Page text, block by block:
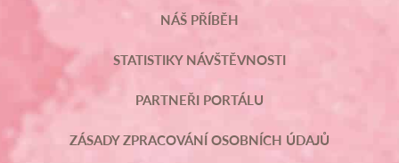
NÁŠ PŘÍBĚH
STATISTIKY NÁVŠTĚVNOSTI
PARTNEŘI PORTÁLU
ZÁSADY ZPRACOVÁNÍ OSOBNÍCH ÚDAJŮ